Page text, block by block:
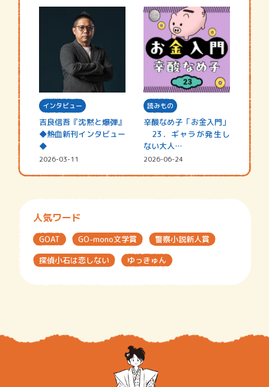
インタビュー
吉良信吾『沈黙と爆弾』
◆熱血新刊インタビュー
◆
2026-03-11
読みもの
辛酸なめ子「お金入門」
23．ギャラが発生し
ない大人…
2026-06-24
人気ワード
GOAT GO-mono文学賞
警察小説新人賞
探偵小石は恋しない
ゆっきゅん